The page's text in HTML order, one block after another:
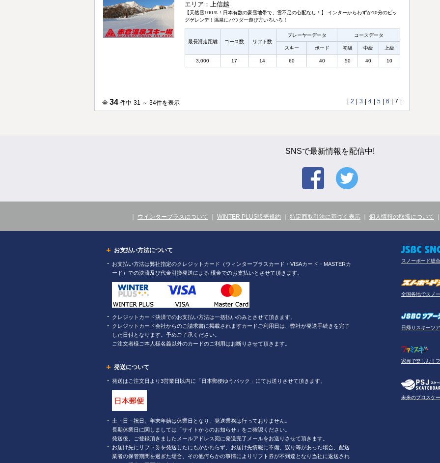
エリア：上信越
【天然雪100％！日本有数の豪雪地帯で、雪不足の心配なし！】 インターからわずか10分のビッ
グゲレンデ！温泉にパウダー遊び方いろいろ！
最長滑走距離 コース数 リフト数
プレーヤーデータ コースデータ
スキー ボード 初級 中級 上級
3,000 17 14 60 40 50 40 10
全 34 件中 31 ～ 34件を表示 2 3 4 5 6 7
SNSで最新情報を配信中!
ウインタープラスについて WINTER PLUS販売規約 特定商取引法に基づく表示 個人情報の取扱について
スノーボード総
全国各地でスノ
日帰りスキーツ
家族で楽しむ！
未来のプロスケ
お支払い方法について
お支払い方法は弊社指定のクレジットカード（ウィンタープラスカード・VISAカード・MASTERカ
ード）での決済及び代金引換発送による 現金でのお支払いとさせて頂きます。
クレジットカード決済でのお支払い方法は一括払いのみとさせて頂きます。
クレジットカード会社からのご請求書に掲載されますカードご利用日は、弊社が発送手続きを完了
した日付となります。予めご了承ください。
ご注文者様ご本人様名義以外のカードのご利用はお断りさせて頂きます。
発送について
発送はご注文日より3営業日以内に「日本郵便ゆうパック」にてお送りさせて頂きます。
土・日・祝日、年末年始は休業日となり、発送業務は行っておりません。
長期休業日に関しましては「サイトからのお知らせ」をご確認ください。
発送後、ご登録頂きましたメールアドレス宛に発送完了メールをお送りさせて頂きます。
お届け先にリフト券を発送したにもかかわらず、お届け先情報に不備、誤り等があった場合、配送
業者の保管期間を過ぎた場合、その他何らかの事情によりリフト券が不到達となり当社に返送され